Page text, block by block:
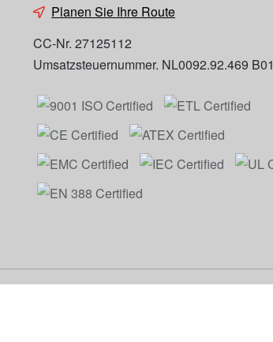
Planen Sie Ihre Route
CC-Nr. 27125112
Umsatzsteuernummer. NL0092.92.469 B01